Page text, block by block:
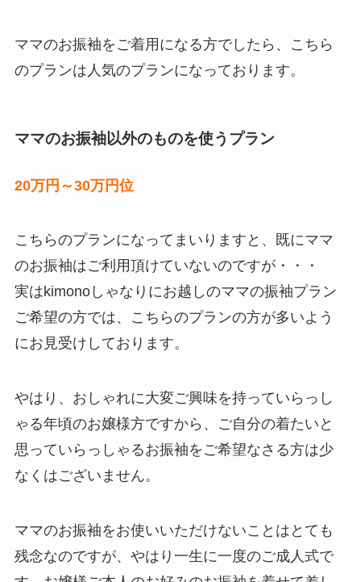
ママのお振袖をご着用になる方でしたら、こちら
のプランは人気のプランになっております。
ママのお振袖以外のものを使うプラン
20万円～30万円位
こちらのプランになってまいりますと、既にママ
のお振袖はご利用頂けていないのですが・・・
実はkimonoしゃなりにお越しのママの振袖プラン
ご希望の方では、こちらのプランの方が多いよう
にお見受けしております。
やはり、おしゃれに大変ご興味を持っていらっし
ゃる年頃のお嬢様方ですから、ご自分の着たいと
思っていらっしゃるお振袖をご希望なさる方は少
なくはございません。
ママのお振袖をお使いいただけないことはとても
残念なのですが、やはり一生に一度のご成人式で